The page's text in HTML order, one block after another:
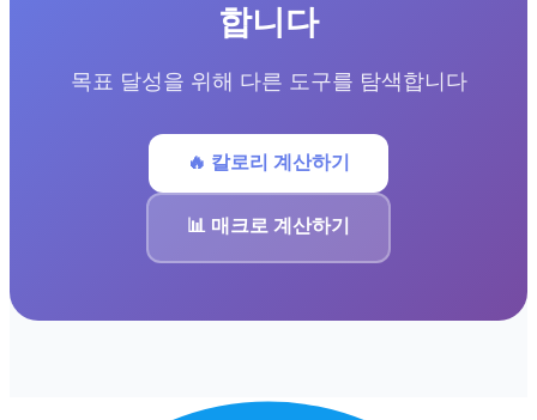
합니다
목표 달성을 위해 다른 도구를 탐색합니다
🔥 칼로리 계산하기
📊 매크로 계산하기